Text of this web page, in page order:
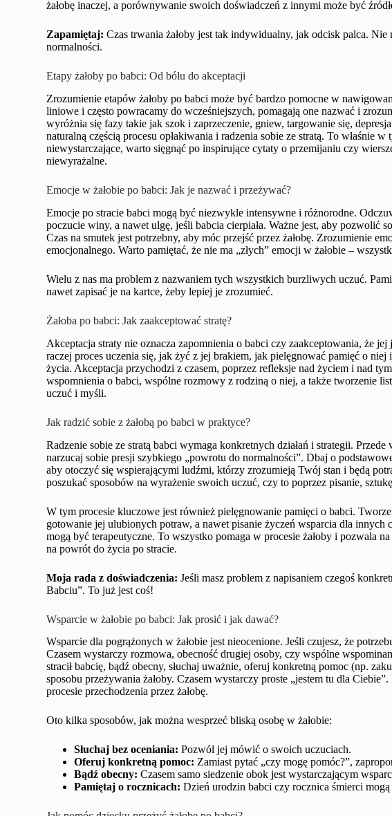
żałobę inaczej, a porównywanie swoich doświadczeń z innymi może być
Zapamiętaj: Czas trwania żałoby jest tak indywidualny, jak odcisk palca. Nie
normalności.
Etapy żałoby po babci: Od bólu do akceptacji
Zrozumienie etapów żałoby po babci może być bardzo pomocne w
liniowe i często powracamy do wcześniejszych, pomagają one nazwać i
wyróżnia się fazy takie jak szok i zaprzeczenie, gniew, targowanie się,
naturalną częścią procesu opłakiwania i radzenia sobie ze stratą. To właśnie
niewystarczające, warto sięgnąć po inspirujące cytaty o przemijaniu czy
niewyrażalne.
Emocje w żałobie po babci: Jak je nazwać i przeżywać?
Emocje po stracie babci mogą być niezwykle intensywne i różnorodne.
poczucie winy, a nawet ulgę, jeśli babcia cierpiała. Ważne jest, aby pozwolić
Czas na smutek jest potrzebny, aby móc przejść przez żałobę. Zrozumienie
emocjonalnego. Warto pamiętać, że nie ma „złych” emocji w żałobie –
Wielu z nas ma problem z nazwaniem tych wszystkich burzliwych uczuć.
nawet zapisać je na kartce, żeby lepiej je zrozumieć.
Żałoba po babci: Jak zaakceptować stratę?
Akceptacja straty nie oznacza zapomnienia o babci czy zaakceptowania, że
raczej proces uczenia się, jak żyć z jej brakiem, jak pielęgnować pamięć o
życia. Akceptacja przychodzi z czasem, poprzez refleksje nad życiem i nad
wspomnienia o babci, wspólne rozmowy z rodziną o niej, a także tworzenie
uczuć i myśli.
Jak radzić sobie z żałobą po babci w praktyce?
Radzenie sobie ze stratą babci wymaga konkretnych działań i strategii.
narzucaj sobie presji szybkiego „powrotu do normalności”. Dbaj o
aby otoczyć się wspierającymi ludźmi, którzy zrozumieją Twój stan i będą
poszukać sposobów na wyrażenie swoich uczuć, czy to poprzez pisanie,
W tym procesie kluczowe jest również pielęgnowanie pamięci o babci.
gotowanie jej ulubionych potraw, a nawet pisanie życzeń wsparcia dla innych
mogą być terapeutyczne. To wszystko pomaga w procesie żałoby i pozwala
na powrót do życia po stracie.
Moja rada z doświadczenia: Jeśli masz problem z napisaniem czegoś
Babciu”. To już jest coś!
Wsparcie w żałobie po babci: Jak prosić i jak dawać?
Wsparcie dla pogrążonych w żałobie jest nieocenione. Jeśli czujesz, że
Czasem wystarczy rozmowa, obecność drugiej osoby, czy wspólne
stracił babcię, bądź obecny, słuchaj uważnie, oferuj konkretną pomoc (np.
sposobu przeżywania żałoby. Czasem wystarczy proste „jestem tu dla
procesie przechodzenia przez żałobę.
Oto kilka sposobów, jak można wesprzeć bliską osobę w żałobie:
Słuchaj bez oceniania: Pozwól jej mówić o swoich uczuciach.
Oferuj konkretną pomoc: Zamiast pytać „czy mogę pomóc?”,
Bądź obecny: Czasem samo siedzenie obok jest wystarczającym
Pamiętaj o rocznicach: Dzień urodzin babci czy rocznica śmierci